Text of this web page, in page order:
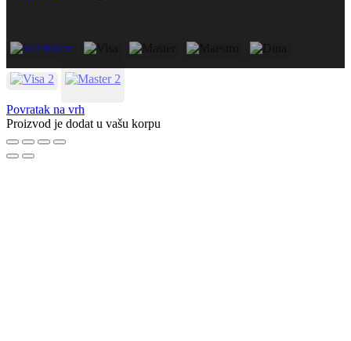
Povratak na vrh
Proizvod je dodat u vašu korpu